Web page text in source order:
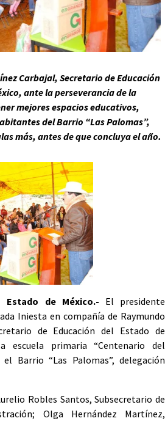
Carbajal, Secretario de Educación
ante la perseverancia de la
mejores espacios educativos,
del Barrio “Las Palomas”,
más, antes de que concluya el año.
Estado de México.- El presidente
Iniesta en compañía de Raymundo
de Educación del Estado de
escuela primaria “Centenario del
Barrio “Las Palomas”, delegación
Robles Santos, Subsecretario de
Olga Hernández Martínez,